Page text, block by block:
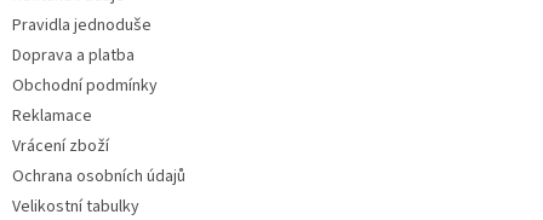
Pravidla jednoduše
Doprava a platba
Obchodní podmínky
Reklamace
Vrácení zboží
Ochrana osobních údajů
Velikostní tabulky